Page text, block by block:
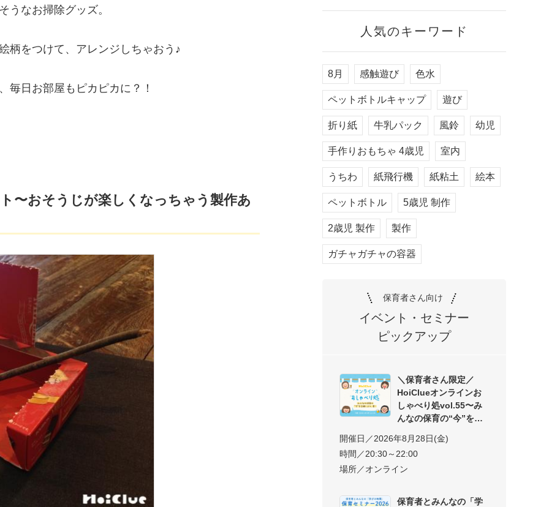
うなお掃除グッズ。
柄をつけて、アレンジしちゃおう♪
毎日お部屋もピカピカに？！
〜おそうじが楽しくなっちゃう製作あ
人気のキーワード
8月 感触遊び 色水
ペットボトルキャップ 遊び
折り紙 牛乳パック 風鈴 幼児
手作りおもちゃ 4歳児 室内
うちわ 紙飛行機 紙粘土 絵本
ペットボトル 5歳児 制作
2歳児 製作 製作
ガチャガチャの容器
保育者さん向け
イベント・セミナー
ピックアップ
＼保育者さん限定／
HoiClueオンラインお
しゃべり処vol.55〜み
んなの保育の“今”を交
開催日／2026年8月28日(金)
時間／20:30～22:00
場所／オンライン
保育者とみんなの「学